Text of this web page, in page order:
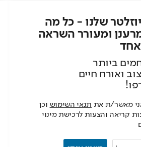
שלנו - כל מה
ומעורר השראה
הטרנדים החמים ביותר
באופנה, עיצוב ואורח חיים
מאשר/ת אתתנאי השימוש וכן
קריאה והצעות לרכישת מינוי